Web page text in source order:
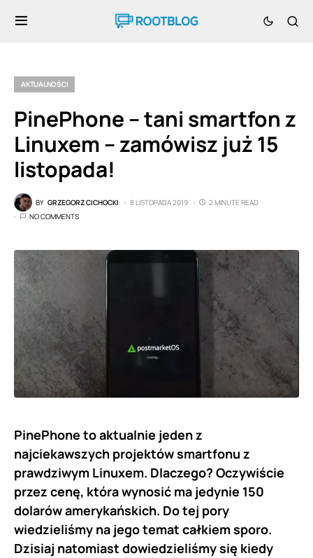
AKTUALNOŚCI
PinePhone – tani smartfon z
Linuxem – zamówisz już 15
listopada!
BY GRZEGORZ CICHOCKI 8 LISTOPADA 2019
2 MINUTE READ
NO COMMENTS
PinePhone to aktualnie jeden z
najciekawszych projektów smartfonu z
prawdziwym Linuxem. Dlaczego? Oczywiście
przez cenę, która wynosić ma jedynie 150
dolarów amerykańskich. Do tej pory
wiedzieliśmy na jego temat całkiem sporo.
Dzisiaj natomiast dowiedzieliśmy się kiedy